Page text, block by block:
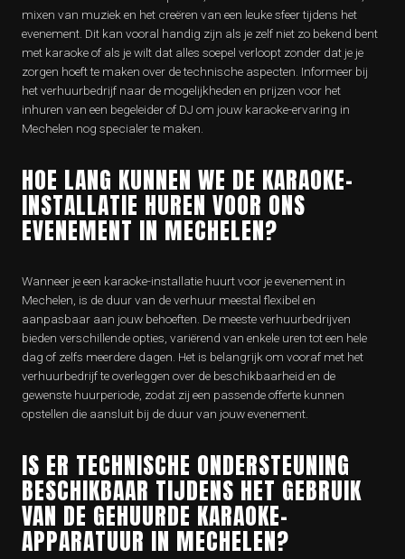
mixen van muziek en het creëren van een leuke sfeer tijdens het
evenement. Dit kan vooral handig zijn als je zelf niet zo bekend bent
met karaoke of als je wilt dat alles soepel verloopt zonder dat je je
zorgen hoeft te maken over de technische aspecten. Informeer bij
het verhuurbedrijf naar de mogelijkheden en prijzen voor het
inhuren van een begeleider of DJ om jouw karaoke-ervaring in
Mechelen nog specialer te maken.
HOE LANG KUNNEN WE DE KARAOKE-
INSTALLATIE HUREN VOOR ONS
EVENEMENT IN MECHELEN?
Wanneer je een karaoke-installatie huurt voor je evenement in
Mechelen, is de duur van de verhuur meestal flexibel en
aanpasbaar aan jouw behoeften. De meeste verhuurbedrijven
bieden verschillende opties, variërend van enkele uren tot een hele
dag of zelfs meerdere dagen. Het is belangrijk om vooraf met het
verhuurbedrijf te overleggen over de beschikbaarheid en de
gewenste huurperiode, zodat zij een passende offerte kunnen
opstellen die aansluit bij de duur van jouw evenement.
IS ER TECHNISCHE ONDERSTEUNING
BESCHIKBAAR TIJDENS HET GEBRUIK
VAN DE GEHUURDE KARAOKE-
APPARATUUR IN MECHELEN?